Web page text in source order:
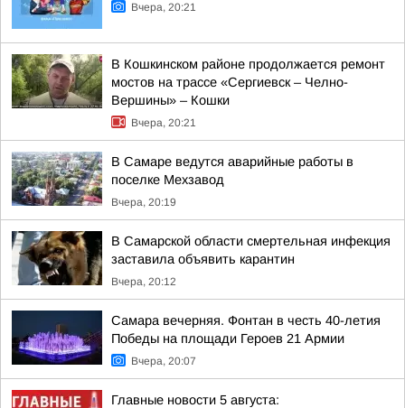
Вчера, 20:21
В Кошкинском районе продолжается ремонт
мостов на трассе «Сергиевск – Челно-
Вершины» – Кошки
Вчера, 20:21
В Самаре ведутся аварийные работы в
поселке Мехзавод
Вчера, 20:19
В Самарской области смертельная инфекция
заставила объявить карантин
Вчера, 20:12
Самара вечерняя. Фонтан в честь 40-летия
Победы на площади Героев 21 Армии
Вчера, 20:07
Главные новости 5 августа: